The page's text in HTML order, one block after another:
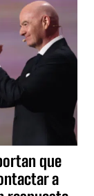
que
a